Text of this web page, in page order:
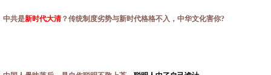
中共是新时代大清？传统制度劣势与新时代格格不入，中华文化害你?